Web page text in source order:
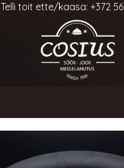
Telli toit ette/kaasa: +372